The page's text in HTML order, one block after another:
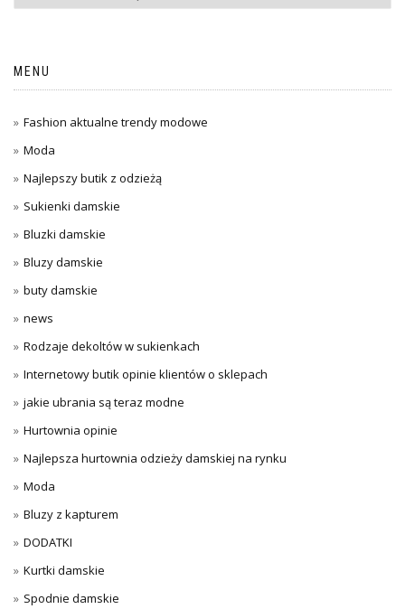
MENU
Fashion aktualne trendy modowe
Moda
Najlepszy butik z odzieżą
Sukienki damskie
Bluzki damskie
Bluzy damskie
buty damskie
news
Rodzaje dekoltów w sukienkach
Internetowy butik opinie klientów o sklepach
jakie ubrania są teraz modne
Hurtownia opinie
Najlepsza hurtownia odzieży damskiej na rynku
Moda
Bluzy z kapturem
DODATKI
Kurtki damskie
Spodnie damskie